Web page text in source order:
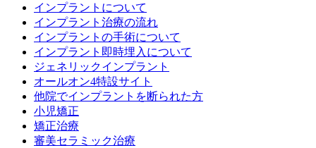
インプラントについて
インプラント治療の流れ
インプラントの手術について
インプラント即時埋入について
ジェネリックインプラント
オールオン4特設サイト
他院でインプラントを断られた方
小児矯正
矯正治療
審美セラミック治療